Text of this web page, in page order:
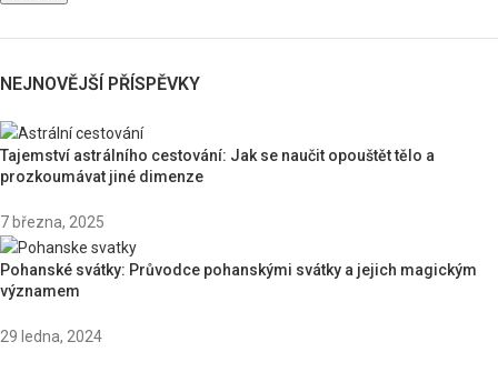
NEJNOVĚJŠÍ PŘÍSPĚVKY
Tajemství astrálního cestování: Jak se naučit opouštět tělo a
prozkoumávat jiné dimenze
7 března, 2025
Pohanské svátky: Průvodce pohanskými svátky a jejich magickým
významem
29 ledna, 2024